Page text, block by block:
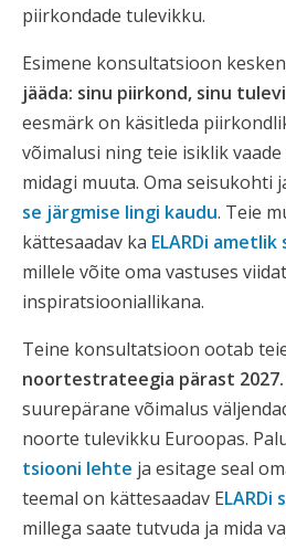
piirkondade tulevikku.
Esimene konsultatsioon
jääda: sinu piirkond, sinu
eesmärk on käsitleda
võimalusi ning teie isiklik
midagi muuta. Oma seisukohti
se järgmise lingi kaudu. Teie
kättesaadav ka ELARDi
millele võite oma vastuses
inspiratsiooniallikana.
Teine konsultatsioon ootab
noortestrateegia pärast
suurepärane võimalus
noorte tulevikku Euroopas.
tsiooni lehte ja esitage seal
teemal on kättesaadav ELARDi
millega saate tutvuda ja mida